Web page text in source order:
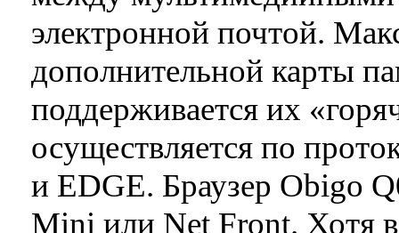
электронной почтой.
дополнительной карты
поддерживается их
осуществляется по
и EDGE. Браузер Obigo
Mini или Net Front. Хотя